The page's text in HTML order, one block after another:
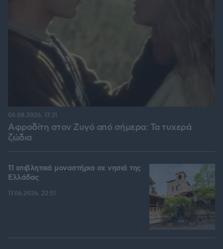
Αφροδίτη στον Ζυγό από σήμερα: Τα τυχερά
ζώδια
06.08.2026, 17:31
11 επιβλητικά μοναστήρια σε νησιά της
Ελλάδας
17.06.2026, 22:51